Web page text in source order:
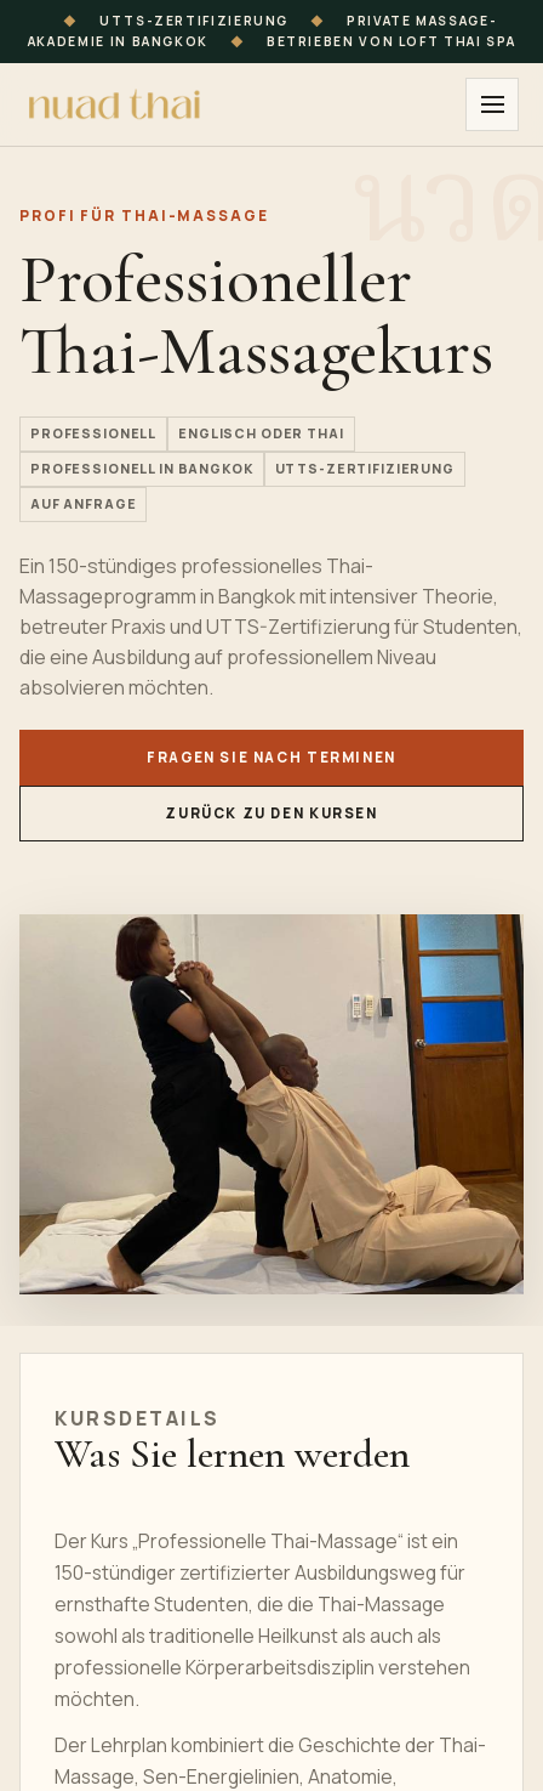
◆ UTTS-ZERTIFIZIERUNG ◆
PRIVATE MASSAGE-
AKADEMIE IN BANGKOK
◆ BETRIEBEN VON LOFT THAI SPA
PROFI FÜR THAI-MASSAGE
Professioneller
Thai-Massagekurs
PROFESSIONELL ENGLISCH ODER THAI
PROFESSIONELL IN BANGKOK UTTS-ZERTIFIZIERUNG
AUF ANFRAGE
Ein 150-stündiges professionelles Thai-
Massageprogramm in Bangkok mit intensiver Theorie,
betreuter Praxis und UTTS-Zertifizierung für Studenten,
die eine Ausbildung auf professionellem Niveau
absolvieren möchten.
FRAGEN SIE NACH TERMINEN
ZURÜCK ZU DEN KURSEN
KURSDETAILS
Was Sie lernen werden
Der Kurs „Professionelle Thai-Massage“ ist ein
150-stündiger zertifizierter Ausbildungsweg für
ernsthafte Studenten, die die Thai-Massage
sowohl als traditionelle Heilkunst als auch als
professionelle Körperarbeitsdisziplin verstehen
möchten.
Der Lehrplan kombiniert die Geschichte der Thai-
Massage, Sen-Energielinien, Anatomie,